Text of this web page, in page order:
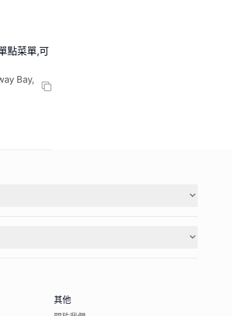
點菜單,可
Bay,
其他